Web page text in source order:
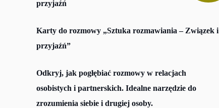
Karty do rozmowy „Sztuka rozmawiania – Związek i
przyjaźń”
Odkryj, jak pogłębiać rozmowy w relacjach
osobistych i partnerskich. Idealne narzędzie do
zrozumienia siebie i drugiej osoby.